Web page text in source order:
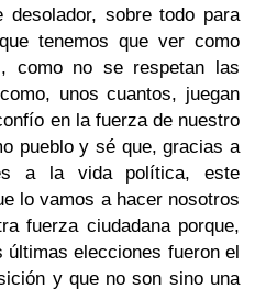
desolador, sobre todo para
tenemos que ver como
como no se respetan las
unos cuantos, juegan
en la fuerza de nuestro
pueblo y sé que, gracias a
a la vida política, este
lo vamos a hacer nosotros
fuerza ciudadana porque,
elecciones fueron el
y que no son sino una